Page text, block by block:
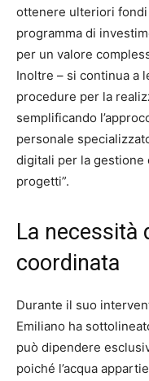
ottenere ulteriori
programma di
per un valore
Inoltre – si continua a
procedure per la
semplificando
personale
digitali per la gestione
progetti”.
La necessità
coordinata
Durante il suo
Emiliano ha
può dipendere
poiché l’acqua